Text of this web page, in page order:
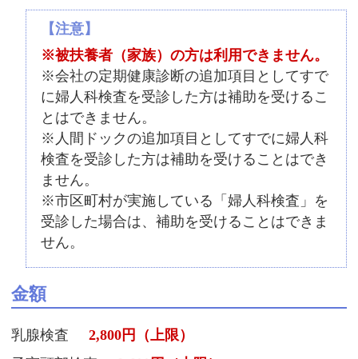
【注意】
※被扶養者（家族）の方は利用できません。
※会社の定期健康診断の追加項目としてすで
に婦人科検査を受診した方は補助を受けるこ
とはできません。
※人間ドックの追加項目としてすでに婦人科
検査を受診した方は補助を受けることはでき
ません。
※市区町村が実施している「婦人科検査」を
受診した場合は、補助を受けることはできま
せん。
金額
乳腺検査 2,800円（上限）